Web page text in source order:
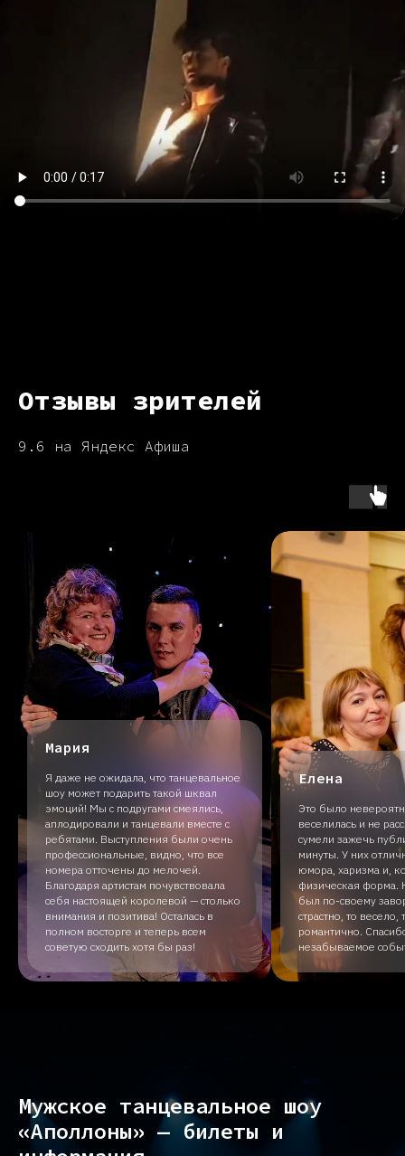
Отзывы зрителей
9.6 на Яндекс Афиша
Мария
Я даже не ожидала, что танцевальное
шоу может подарить такой шквал
эмоций! Мы с подругами смеялись,
аплодировали и танцевали вместе с
ребятами. Выступления были очень
профессиональные, видно, что все
номера отточены до мелочей.
Благодаря артистам почувствовала
себя настоящей королевой — столько
внимания и позитива! Осталась в
полном восторге и теперь всем
советую сходить хотя бы раз!
Елена
Это было
веселилась и не
сумели зажечь
минуты. У них
юмора, харизма и,
физическая
был по-своему
страстно, то весело,
романтично.
незабываемое
Мужское танцевальное шоу
«Аполлоны» — билеты и